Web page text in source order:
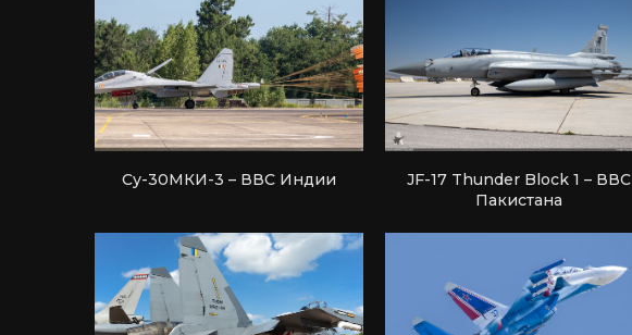
Су-30МКИ-3 – ВВС Индии
JF-17 Thunder Block 1 – ВВС
Пакистана